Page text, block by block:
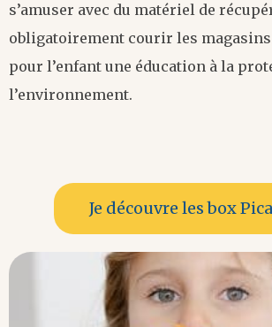
s’amuser avec du matériel de
obligatoirement courir les magasins
pour l’enfant une éducation à la
l’environnement.
Je découvre les box